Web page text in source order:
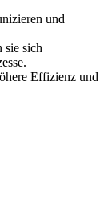
und
sie sich
Effizienz und